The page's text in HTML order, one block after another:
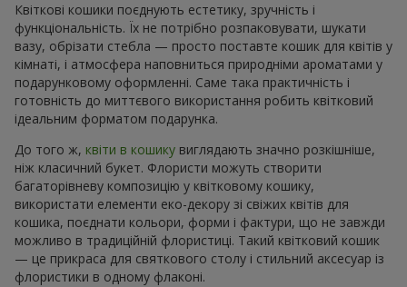
Квіткові кошики поєднують естетику, зручність і
функціональність. Їх не потрібно розпаковувати, шукати
вазу, обрізати стебла — просто поставте кошик для квітів у
кімнаті, і атмосфера наповниться природніми ароматами у
подарунковому оформленні. Саме така практичність і
готовність до миттєвого використання робить квітковий
ідеальним форматом подарунка.
До того ж, квіти в кошику виглядають значно розкішніше,
ніж класичний букет. Флористи можуть створити
багаторівневу композицію у квітковому кошику,
використати елементи еко-декору зі свіжих квітів для
кошика, поєднати кольори, форми і фактури, що не завжди
можливо в традиційній флористиці. Такий квітковий кошик
— це прикраса для святкового столу і стильний аксесуар із
флористики в одному флаконі.